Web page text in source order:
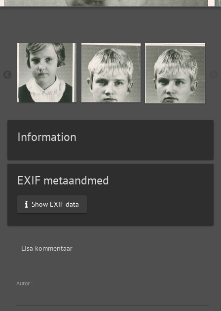
Information
EXIF metaandmed
Show EXIF data
Lisa kommentaar
Autor :